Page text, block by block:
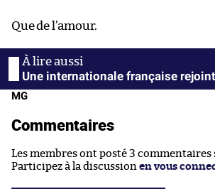
Que de l’amour.
Une internationale française
MG
Commentaires
Les membres ont posté 3 commentaires
Participez à la discussion en vous